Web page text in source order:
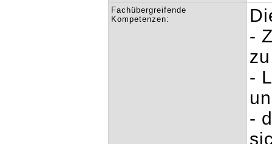
Fachübergreifende
Kompetenzen:
-
-
-